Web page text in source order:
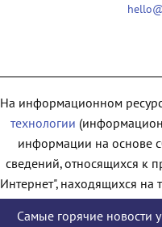
На информационном
технологии
информации на основе
сведений, относящихся к
находящихся
Самые горячие новости